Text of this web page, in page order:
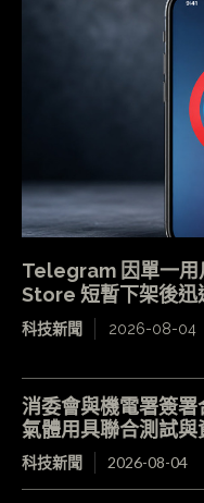
Telegram 因單一
Store 短暫下架後迅
科技新聞 2026-08-04
消委會與機電署簽
氣體用具聯合測試與
科技新聞 2026-08-04